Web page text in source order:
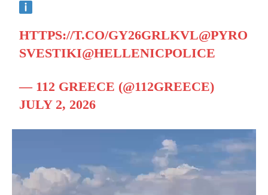
HTTPS://T.CO/GY26GRLKVL@PYRO
SVESTIKI@HELLENICPOLICE
— 112 GREECE (@112GREECE)
JULY 2, 2026